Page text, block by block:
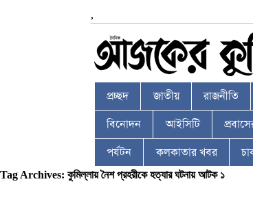
,
প্রচ্ছদ জাতীয় রাজনীতি
বিনোদন আইসিটি
পর্যটন কলকাতার খবর
Tag Archives: কুমিল্লায় নৈশ প্রহরীকে হত্যার ঘটনায় আটক ১